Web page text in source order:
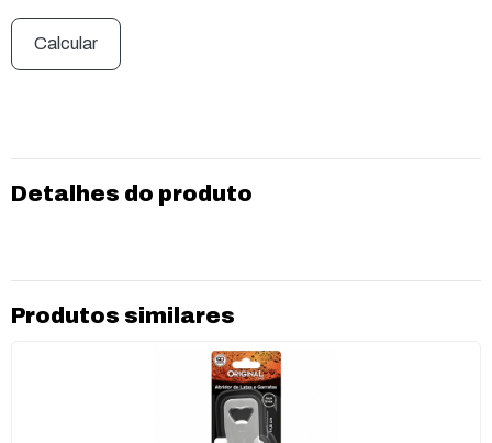
Calcular
Detalhes do produto
Produtos similares